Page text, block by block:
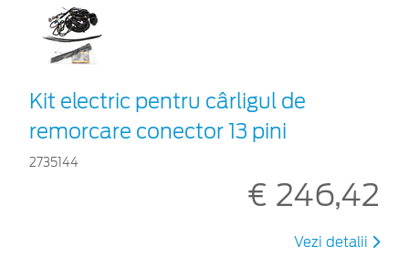
Kit electric pentru cârligul de
remorcare conector 13 pini
2735144
€ 246,42
Vezi detalii